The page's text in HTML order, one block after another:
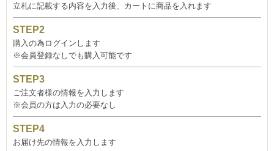
立札に記載する内容を入力後、カートに商品を入れます
購入の為ログインします
※会員登録なしでも購入可能です
ご注文者様の情報を入力します
※会員の方は入力の必要なし
お届け先の情報を入力します